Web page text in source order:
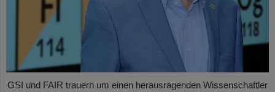
GSI und FAIR trauern um einen herausragenden Wissenschaftler